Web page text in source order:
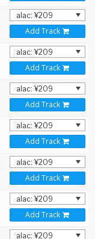
Add Track
Add Track
Add Track
Add Track
Add Track
Add Track